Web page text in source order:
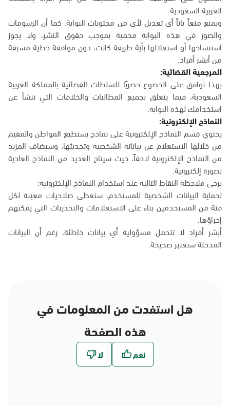
العربية السعودية.
ويمنع منعاً باتاً أي تعديل لأي من محتويات البوابة. كما أن الرسومات
والصور في هذه البوابة محمية بموجب حقوق النشر، ولا يجوز
استنساخها أو استغلالها بأية طريقة كانت، دون موافقة خطية مسبقة
من أبشر أفراد.
المرجعية القضائية:
بهذا توافق على الخضوع حصريًا للسلطات القضائية بالمملكة العربية
السعودية، فيما يتعلق بجميع المطالبات والخلافات التي تنشأ عن
استخدامك لهذه البوابة.
النماذج الإلكترونية:
يحتوي قسم النماذج الإلكترونية على نماذج يستطيع المواطن والمقيم
من خلالها الاستعلام عن بياناته الشخصية وتحديثها، وسيضاف المزيد
من النماذج الإلكترونية لاحقاً، حيث سيتاح العديد من النماذج العادية
بصورة إلكترونية.
يرجى ملاحظة النقاط التالية عند استخدام النماذج الإلكترونية:
لحماية البيانات الشخصية للمستخدم، ستعطى صلاحيات معينة لكل
فئة من المستخدمين بناء على الاستعلامات والتحديثات التي يمكنهم
إجراؤها.
أبشر أفراد لا تتحمل مسؤولية أي بيانات خاطئة، رغم أن البيانات
المدخلة ستعتبر صحيحة.
هل استفدت من المعلومات في
هذه الصفحة